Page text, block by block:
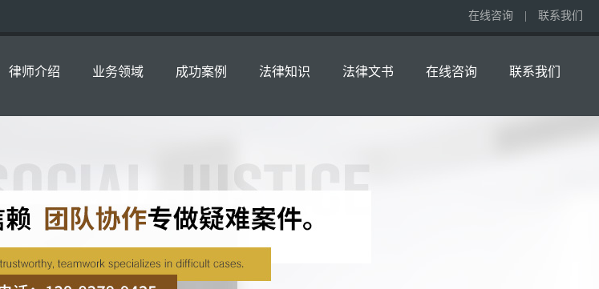
在线咨询 联系我们
律师介绍 业务领域 成功案例 法律知识 法律文书 在线咨询 联系我们